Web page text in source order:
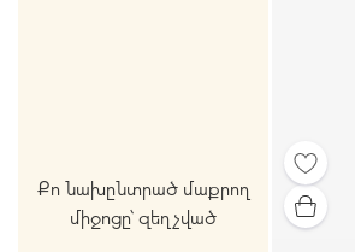
Քո նախընտրած մաքրող
միջոցը՝ զեղչված